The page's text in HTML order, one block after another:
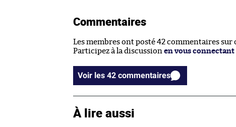
Commentaires
Les membres ont posté 42 commentaires sur
Participez à la discussion en vous connectant
Voir les 42 commentaires
À lire aussi